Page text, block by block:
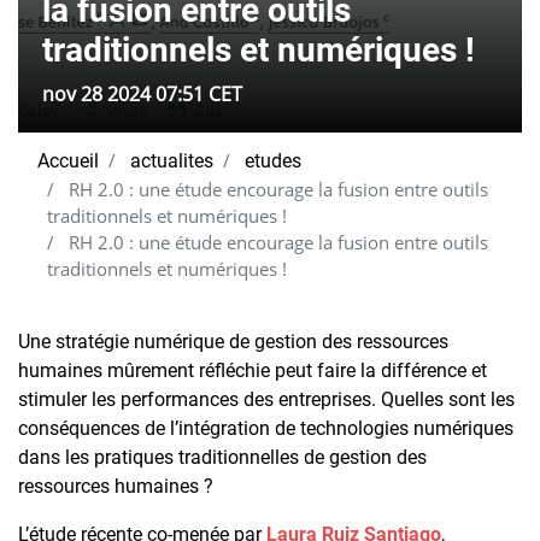
la fusion entre outils
traditionnels et numériques !
nov 28 2024 07:51 CET
Accueil actualites etudes
RH 2.0 : une étude encourage la fusion entre outils
traditionnels et numériques !
RH 2.0 : une étude encourage la fusion entre outils
traditionnels et numériques !
Une stratégie numérique de gestion des ressources
humaines mûrement réfléchie peut faire la différence et
stimuler les performances des entreprises. Quelles sont les
conséquences de l’intégration de technologies numériques
dans les pratiques traditionnelles de gestion des
ressources humaines ?
L’étude récente co-menée par Laura Ruiz Santiago,